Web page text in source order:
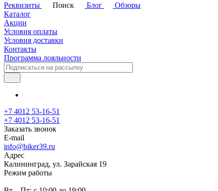
Реквизиты
Поиск Блог
Обзоры
Каталог
Акции
Условия оплаты
Условия доставки
Контакты
Программа лояльности
+7 4012 53-16-51
+7 4012 53-16-51
Заказать звонок
E-mail
info@biker39.ru
Адрес
Калининград, ул. Зарайская 19
Режим работы